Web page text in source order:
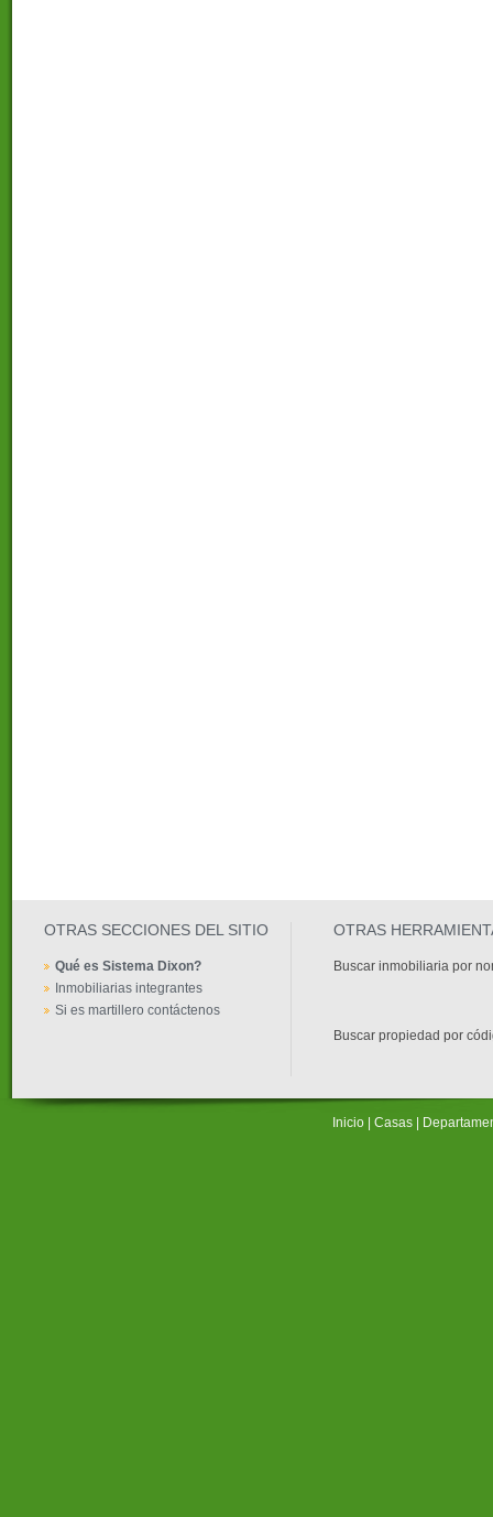
OTRAS SECCIONES DEL SITIO
Qué es Sistema Dixon?
Inmobiliarias integrantes
Si es martillero contáctenos
OTRAS
Buscar inmobiliaria por
Buscar propiedad por
Inicio| Casas|